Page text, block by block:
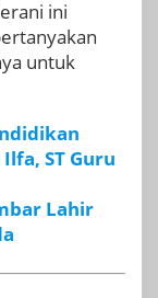
ini
untuk
ST Guru
Lahir